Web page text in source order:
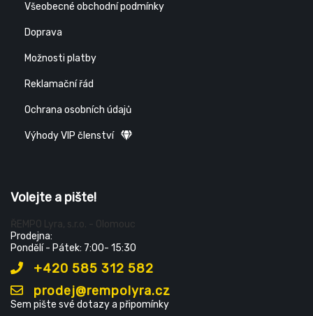
Všeobecné obchodní podmínky
Doprava
Možnosti platby
Reklamační řád
Ochrana osobních údajů
Výhody VIP členství
Volejte a pište!
ŘEMPO Lyra, s.r.o. - Olomouc
Prodejna:
Pondělí - Pátek: 7:00- 15:30
+420 585 312 582
prodej@rempolyra.cz
Sem pište své dotazy a připomínky